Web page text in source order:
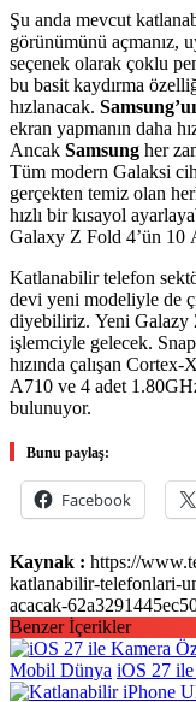
Şu anda mevcut
görünümünü açmanız,
seçenek olarak çoklu
bu basit kaydırma
hızlanacak.
ekran yapmanın daha
Ancak Samsung her
Tüm modern Galaksi
gerçekten temiz olan
hızlı bir kısayol
Galaxy Z Fold 4’ün 10
Katlanabilir telefon
devi yeni modeliyle de
diyebiliriz. Yeni Galazy
işlemciyle gelecek.
hızında çalışan
A710 ve 4 adet
bulunuyor.
Bunu paylaş:
Facebook
Kaynak : https://
katlanabilir-telefonlari-
acacak-
Benzer İçerikler
Mobil Dünya iOS 27